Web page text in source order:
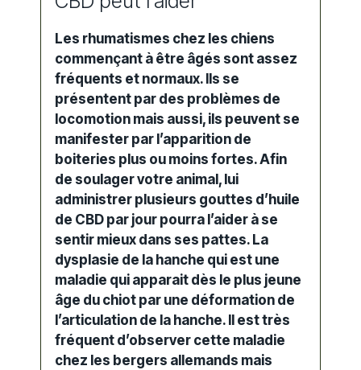
Les rhumatismes chez les chiens
commençant à être âgés sont assez
fréquents et normaux. Ils se
présentent par des problèmes de
locomotion mais aussi, ils peuvent se
manifester par l’apparition de
boiteries plus ou moins fortes. Afin
de soulager votre animal, lui
administrer plusieurs gouttes d’huile
de CBD par jour pourra l’aider à se
sentir mieux dans ses pattes. La
dysplasie de la hanche qui est une
maladie qui apparait dès le plus jeune
âge du chiot par une déformation de
l’articulation de la hanche. Il est très
fréquent d’observer cette maladie
chez les bergers allemands mais